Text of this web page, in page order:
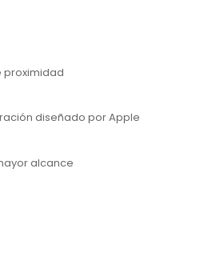
proximidad
diseñado por Apple
alcance